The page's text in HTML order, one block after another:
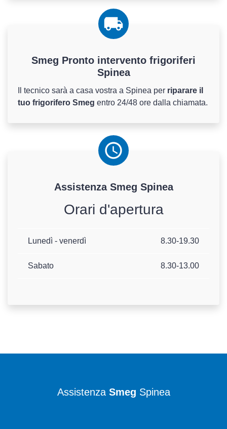
Smeg Pronto intervento frigoriferi
Spinea
Il tecnico sarà a casa vostra a Spinea per riparare il
tuo frigorifero Smeg entro 24/48 ore dalla chiamata.
Assistenza Smeg Spinea
Orari d'apertura
Lunedì - venerdì 8.30-19.30
Sabato 8.30-13.00
Assistenza Smeg Spinea